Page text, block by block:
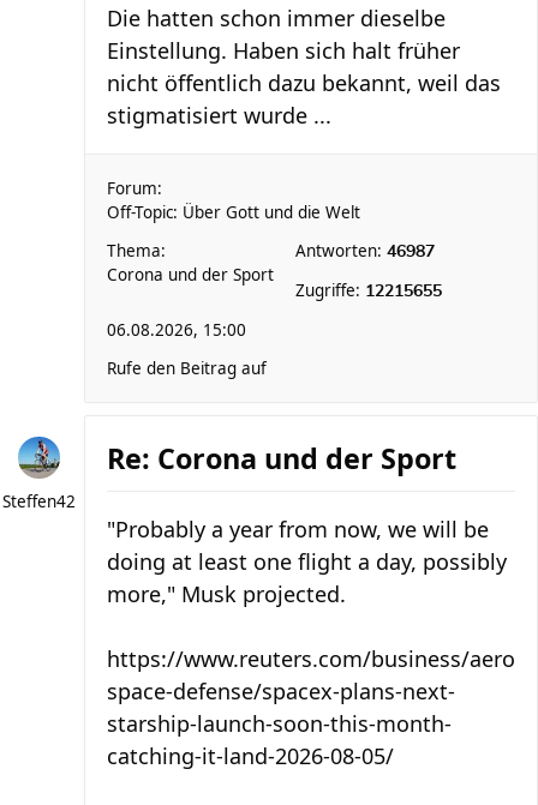
Die hatten schon immer dieselbe
Einstellung. Haben sich halt früher
nicht öffentlich dazu bekannt, weil das
stigmatisiert wurde ...
Forum:
Off-Topic: Über Gott und die Welt
Thema:
Corona und der Sport
Antworten: 46987
Zugriffe: 12215655
06.08.2026, 15:00
Rufe den Beitrag auf
Steffen42
Re: Corona und der Sport
"Probably a year from now, we will be
doing at least one flight a ​day, possibly
more," ⁠Musk projected.
https://www.reuters.com/business/aero
space-defense/spacex-plans-next-
starship-launch-soon-this-month-
catching-it-land-2026-08-05/